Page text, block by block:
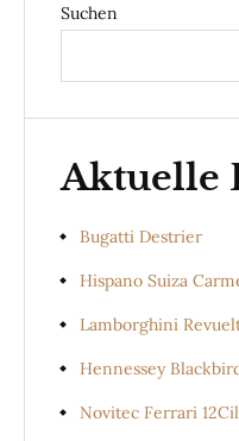
Suchen
Aktuelle
Bugatti Destrier
Hispano Suiza
Lamborghini
Hennessey
Novitec Ferrari